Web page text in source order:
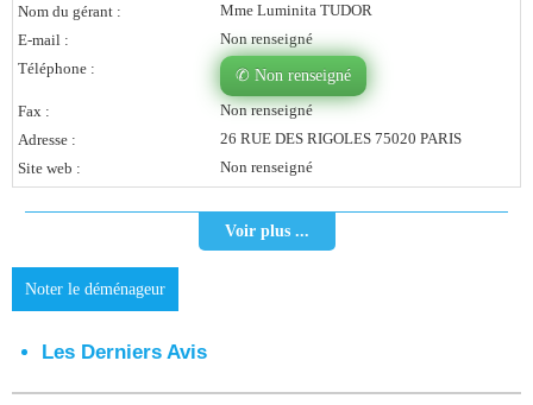
Témoignages Adhérents
Comment S’inscrire ?
Donnez Votre Avis
Contact
Nom du gérant :
Mme Luminita TUDOR
E-mail :
Non renseigné
Téléphone :
✆ Non renseigné
Fax :
Non renseigné
Adresse :
26 RUE DES RIGOLES 75020 PARIS
Site web :
Non renseigné
Voir plus ...
Noter le déménageur
Les Derniers Avis